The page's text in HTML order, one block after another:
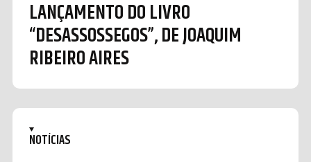
LANÇAMENTO DO LIVRO
“DESASSOSSEGOS”, DE JOAQUIM
RIBEIRO AIRES
NOTÍCIAS